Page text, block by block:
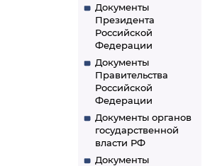
Документы
Президента
Российской
Федерации
Документы
Правительства
Российской
Федерации
Документы органов
государственной
власти РФ
Документы